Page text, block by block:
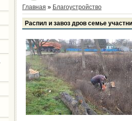
Главная » Благоустройство
Распил и завоз дров семье